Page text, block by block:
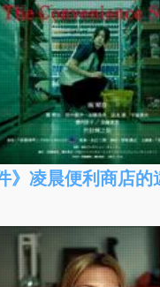
》凌晨便利商店